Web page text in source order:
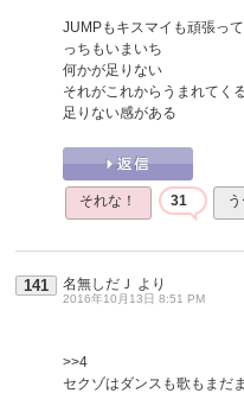
JUMPもキスマイも頑張っ
っちもいまいち
何かが足りない
それがこれからうまれてく
足りない感がある
それな！ 31
141 名無しだＪ より
2016年10月13日 8:51 PM
>>4
セクゾはダンスも歌もまだ